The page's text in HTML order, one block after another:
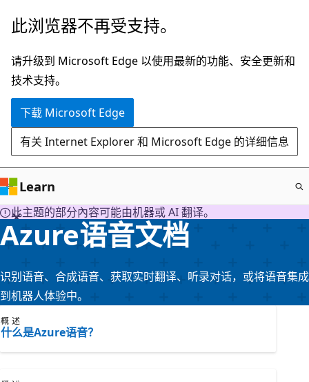
跳
主
要
内
此浏览器不再受支持。
请升级到 Microsoft Edge 以使用最新的功能、安全更新和
技术支持。
下载 Microsoft Edge
有关 Internet Explorer 和 Microsoft Edge 的详细信息
Learn
此主题的部分內容可能由机器或 AI 翻译。
Azure语音文档
识别语音、合成语音、获取实时翻译、听录对话，或将语音集成
到机器人体验中。
概述
什么是Azure语音？